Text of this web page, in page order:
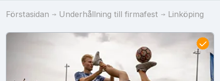
Förstasidan Underhållning till firmafest Linköping